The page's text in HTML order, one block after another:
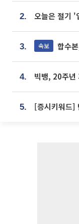
2. 오늘은 절기 '
3. 속보 합수본, '
4.
5.